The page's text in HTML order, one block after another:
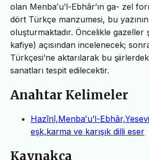
olan Menbaʻu’l-Ebhâr’ın ga- zel
dört Türkçe manzumesi, bu
oluşturmaktadır. Öncelikle gazeller
kafiye) açısından incelenecek;
Türkçesi’ne aktarılarak bu
sanatları tespit edilecektir.
Anahtar Kelimeler
Hazînî,Menbaʻu’l-
eşk,karma ve karışık dilli eser
Kaynakça